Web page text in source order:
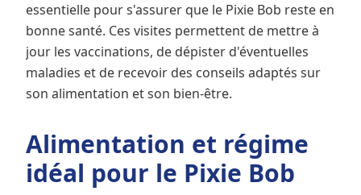
essentielle pour s'assurer que le Pixie Bob reste en
bonne santé. Ces visites permettent de mettre à
jour les vaccinations, de dépister d'éventuelles
maladies et de recevoir des conseils adaptés sur
son alimentation et son bien-être.
Alimentation et régime
idéal pour le Pixie Bob